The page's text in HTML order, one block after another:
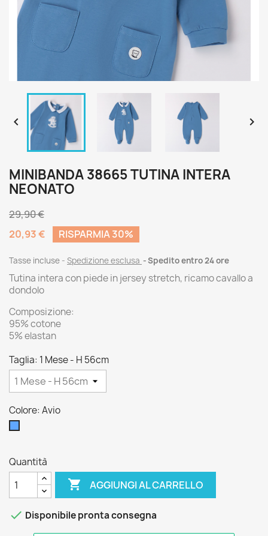
 
MINIBANDA 38665 TUTINA INTERA
NEONATO
29,90 €
20,93 €
RISPARMIA 30%
Tasse incluse Spedizione esclusa Spedito entro 24 ore
Tutina intera con piede in jersey stretch, ricamo cavallo a
dondolo
Composizione:
95% cotone
5% elastan
Taglia: 1 Mese - H 56cm
Colore: Avio
Quantità
 AGGIUNGI AL CARRELLO
 Disponibile pronta consegna